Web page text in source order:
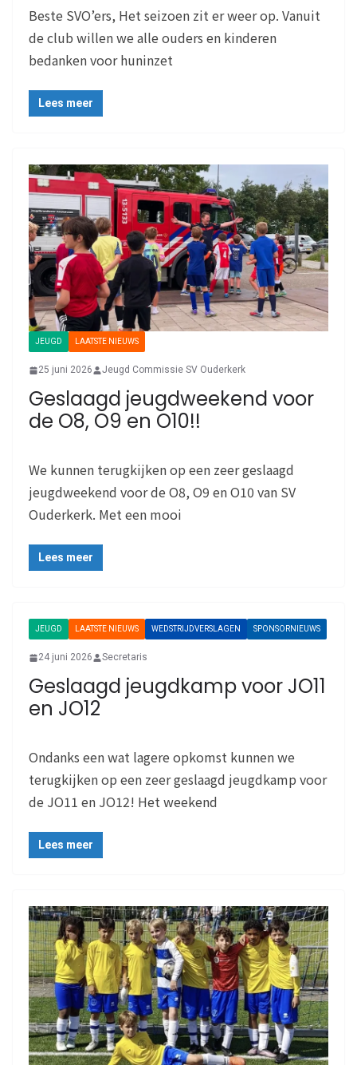
Beste SVO’ers, Het seizoen zit er weer op. Vanuit
de club willen we alle ouders en kinderen
bedanken voor huninzet
Lees meer
JEUGD LAATSTE NIEUWS
25 juni 2026 Jeugd Commissie SV Ouderkerk
Geslaagd jeugdweekend voor
de O8, O9 en O10!!
We kunnen terugkijken op een zeer geslaagd
jeugdweekend voor de O8, O9 en O10 van SV
Ouderkerk. Met een mooi
Lees meer
JEUGD LAATSTE NIEUWS WEDSTRIJDVERSLAGEN SPONSORNIEUWS
24 juni 2026 Secretaris
Geslaagd jeugdkamp voor JO11
en JO12
Ondanks een wat lagere opkomst kunnen we
terugkijken op een zeer geslaagd jeugdkamp voor
de JO11 en JO12! Het weekend
Lees meer